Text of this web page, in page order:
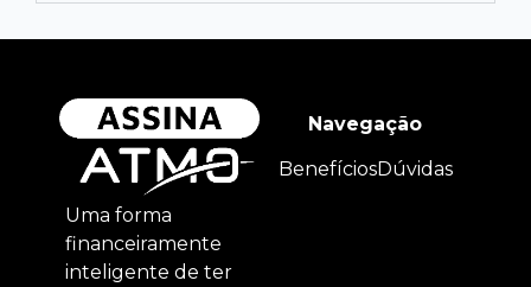
Uma forma
financeiramente
inteligente de ter
Navegação
BenefíciosDúvidas